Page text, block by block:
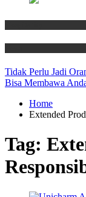
Tidak Perlu Jadi
Bisa Membawa
Home
Extended
Tag: